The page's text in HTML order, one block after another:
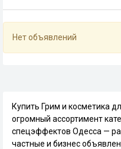
Нет объявлений
Купить Грим и косметика
огромный ассортимент
спецэффектов Одесса —
частные и бизнес